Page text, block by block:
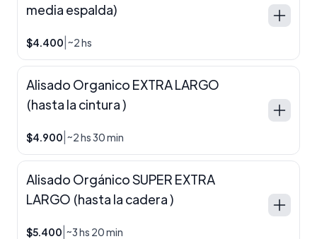
media espalda)
$4.400 ~2 hs
Alisado Organico EXTRA LARGO
(hasta la cintura )
$4.900 ~2 hs 30 min
Alisado Orgánico SUPER EXTRA
LARGO (hasta la cadera )
$5.400 ~3 hs 20 min